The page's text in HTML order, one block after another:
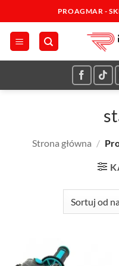
do
zawartości
PROAGMAR -
Strona główna /